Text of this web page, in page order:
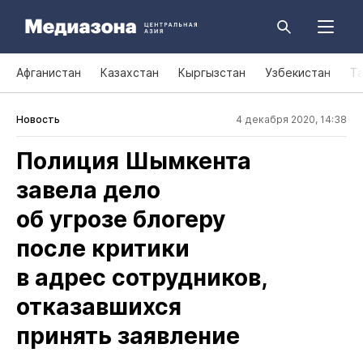
Афганистан Казахстан Кыргызстан Узбекистан
Новость 4 декабря 2020, 14:38
Полиция Шымкента
завела дело
об угрозе блогеру
после критики
в адрес сотрудников,
отказавшихся
принять заявление